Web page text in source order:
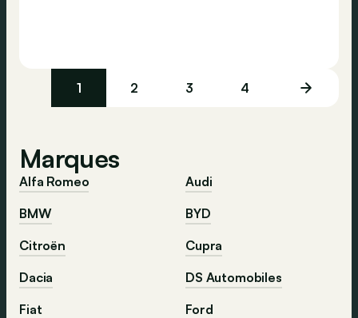
1 2 3 4
Marques
Alfa Romeo
Audi
BMW
BYD
Citroën
Cupra
Dacia
DS Automobiles
Fiat
Ford